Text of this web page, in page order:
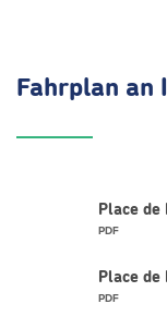
Fahrplan an
Place de
PDF
Place de
PDF